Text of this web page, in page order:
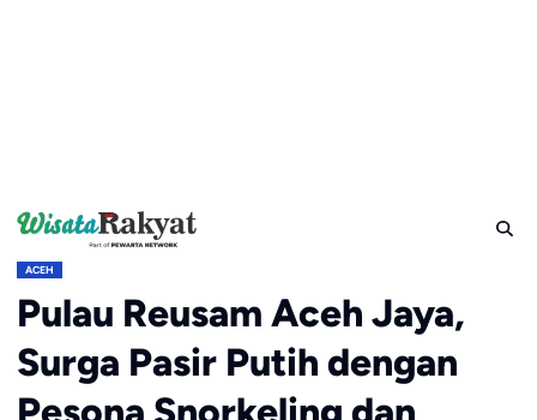
ACEH
Pulau Reusam Aceh Jaya,
Surga Pasir Putih dengan